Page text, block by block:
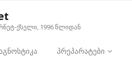
ქსელი, 1996 წლიდან
პრეპარატები